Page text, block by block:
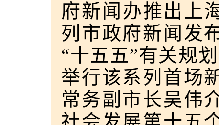
府新闻办推出上
列市政府新闻发
“十五五”有关规
举行该系列首场
常务副市长吴伟